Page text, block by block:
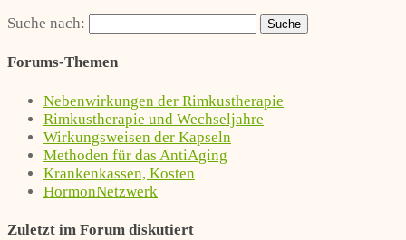
Suche nach:
Forums-Themen
Nebenwirkungen der Rimkustherapie
Rimkustherapie und Wechseljahre
Wirkungsweisen der Kapseln
Methoden für das AntiAging
Krankenkassen, Kosten
HormonNetzwerk
Zuletzt im Forum diskutiert